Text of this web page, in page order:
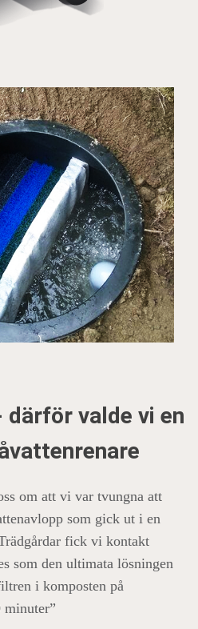
därför valde vi en
om att vi var tvungna att
som gick ut i en
fick vi kontakt
som den ultimata lösningen
i komposten på
minuter”